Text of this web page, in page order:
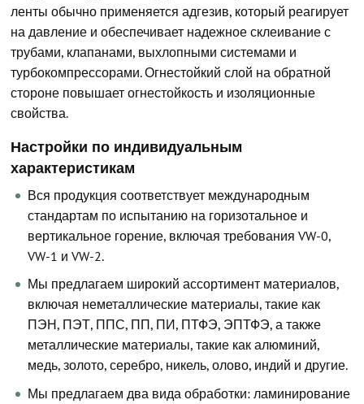
ленты обычно применяется адгезив, который реагирует
на давление и обеспечивает надежное склеивание с
трубами, клапанами, выхлопными системами и
турбокомпрессорами. Огнестойкий слой на обратной
стороне повышает огнестойкость и изоляционные
свойства.
Настройки по индивидуальным
характеристикам
Вся продукция соответствует международным
стандартам по испытанию на горизотальное и
вертикальное горение, включая требования VW-0,
VW-1 и VW-2.
Мы предлагаем широкий ассортимент материалов,
включая неметаллические материалы, такие как
ПЭН, ПЭТ, ППС, ПП, ПИ, ПТФЭ, ЭПТФЭ, а также
металлические материалы, такие как алюминий,
медь, золото, серебро, никель, олово, индий и другие.
Мы предлагаем два вида обработки: ламинирование